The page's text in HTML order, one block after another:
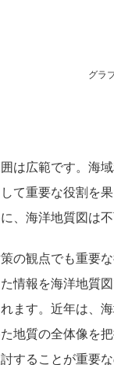
グラ
は広範です。海
て重要な役割を
、海洋地質図は不
の観点でも重要
情報を海洋地質
ます。近年は、
地質の全体像を
することが重要な